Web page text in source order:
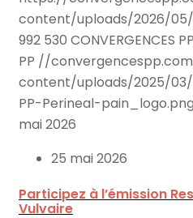
content/uploads/2026/05/
992 530 CONVERGENCES PP
PP //
content/uploads/2025/03/
PP-Perineal-pain_logo.png
mai 2026
25 mai 2026
Participez à l’émission
Vulvaire